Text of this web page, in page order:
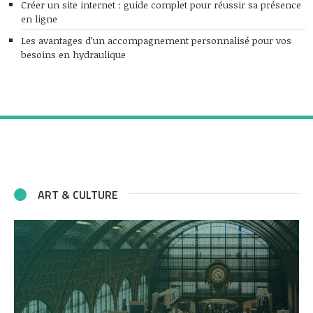
Créer un site internet : guide complet pour réussir sa présence
en ligne
Les avantages d’un accompagnement personnalisé pour vos
besoins en hydraulique
ART & CULTURE